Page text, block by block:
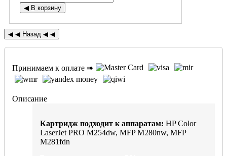
Принимаем к оплате ➠
Описание
Картридж подходит к аппаратам: HP Color
LaserJet PRO M254dw, MFP M280nw, MFP
M281fdn